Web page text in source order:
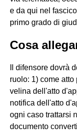
e da qui nel
primo grado di
Cosa
Il difensore dovrà
ruolo: 1) come
velina dell'atto
notifica dell'atto
ogni caso trattarsi
documento